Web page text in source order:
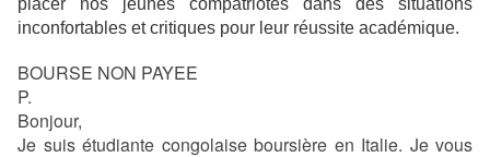
placer nos jeunes compatriotes dans des situations
inconfortables et critiques pour leur réussite académique.
BOURSE NON PAYEE
P.
Bonjour,
Je suis étudiante congolaise boursière en Italie. Je vous